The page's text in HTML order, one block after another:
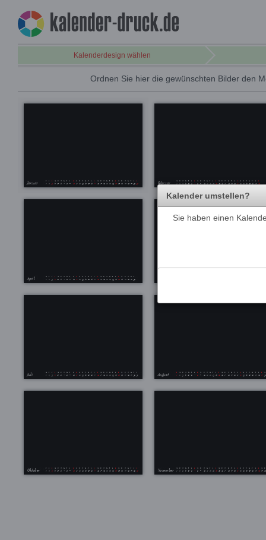
Kalenderdesign wählen
Ordnen Sie hier die gewünschten Bilder den
Kalender umstellen?
Sie haben einen